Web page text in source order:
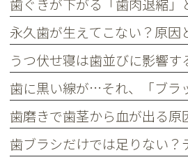
歯ぐきが下がる「歯肉退縮」
うつ伏せ寝は歯並びに影響す